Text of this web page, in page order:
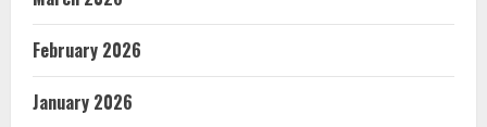
February 2026
January 2026